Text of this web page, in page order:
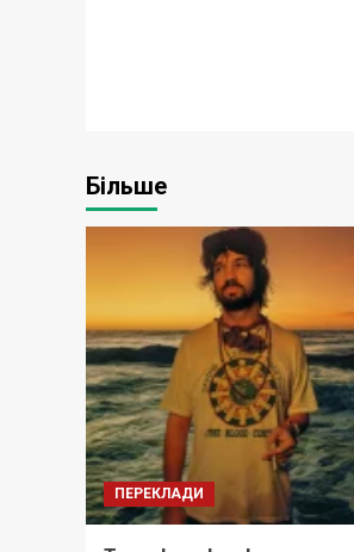
Більше
ПЕРЕКЛАДИ